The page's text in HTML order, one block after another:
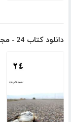
دانلود کتاب 24 - مجموعه شعر